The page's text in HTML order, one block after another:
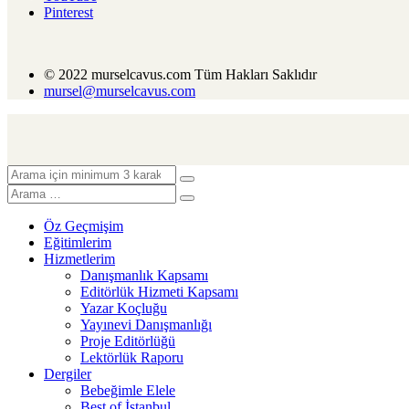
Pinterest
© 2022 murselcavus.com Tüm Hakları Saklıdır
mursel@murselcavus.com
Öz Geçmişim
Eğitimlerim
Hizmetlerim
Danışmanlık Kapsamı
Editörlük Hizmeti Kapsamı
Yazar Koçluğu
Yayınevi Danışmanlığı
Proje Editörlüğü
Lektörlük Raporu
Dergiler
Bebeğimle Elele